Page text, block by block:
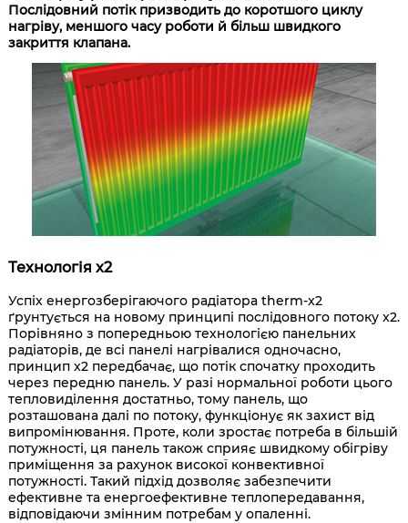
Послідовний потік призводить до коротшого циклу
нагріву, меншого часу роботи й більш швидкого
закриття клапана.
Технологія x2
Успіх енергозберігаючого радіатора therm-x2
ґрунтується на новому принципі послідовного потоку x2.
Порівняно з попередньою технологією панельних
радіаторів, де всі панелі нагрівалися одночасно,
принцип x2 передбачає, що потік спочатку проходить
через передню панель. У разі нормальної роботи цього
тепловиділення достатньо, тому панель, що
розташована далі по потоку, функціонує як захист від
випромінювання. Проте, коли зростає потреба в більшій
потужності, ця панель також сприяє швидкому обігріву
приміщення за рахунок високої конвективної
потужності. Такий підхід дозволяє забезпечити
ефективне та енергоефективне теплопередавання,
відповідаючи змінним потребам у опаленні.